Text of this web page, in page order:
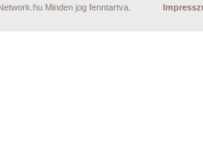
Minden jog fenntartva.